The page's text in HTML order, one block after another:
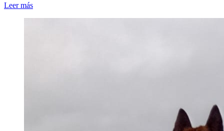
Leer más